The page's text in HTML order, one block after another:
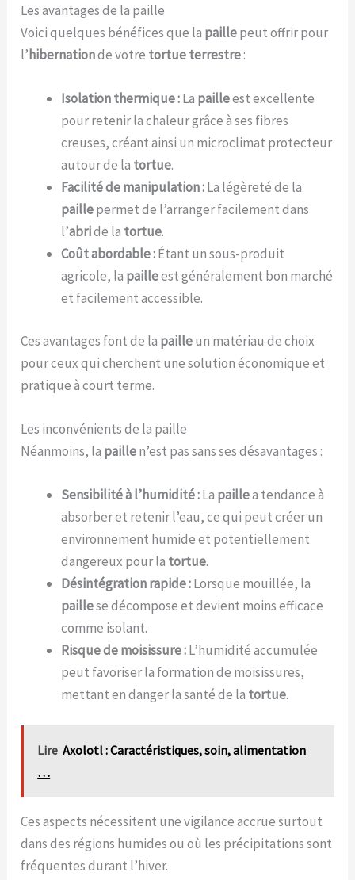
Les avantages de la paille
Voici quelques bénéfices que la paillepeut offrir pour
l’hibernationde votre tortue terrestre:
Isolation thermique :La pailleest excellente
pour retenir la chaleur grâce à ses fibres
creuses, créant ainsi un microclimat protecteur
autour de la tortue.
Facilité de manipulation :La légèreté de la
paillepermet de l’arranger facilement dans
l’abride la tortue.
Coût abordable :Étant un sous-produit
agricole, la pailleest généralement bon marché
et facilement accessible.
Ces avantages font de la pailleun matériau de choix
pour ceux qui cherchent une solution économique et
pratique à court terme.
Les inconvénients de la paille
Néanmoins, la paillen’est pas sans ses désavantages :
Sensibilité à l’humidité :La paillea tendance à
absorber et retenir l’eau, ce qui peut créer un
environnement humide et potentiellement
dangereux pour la tortue.
Désintégration rapide :Lorsque mouillée, la
paillese décompose et devient moins efficace
comme isolant.
Risque de moisissure :L’humidité accumulée
peut favoriser la formation de moisissures,
mettant en danger la santé de la tortue.
Lire Axolotl : Caractéristiques, soin, alimentation
…
Ces aspects nécessitent une vigilance accrue surtout
dans des régions humides ou où les précipitations sont
fréquentes durant l’hiver.